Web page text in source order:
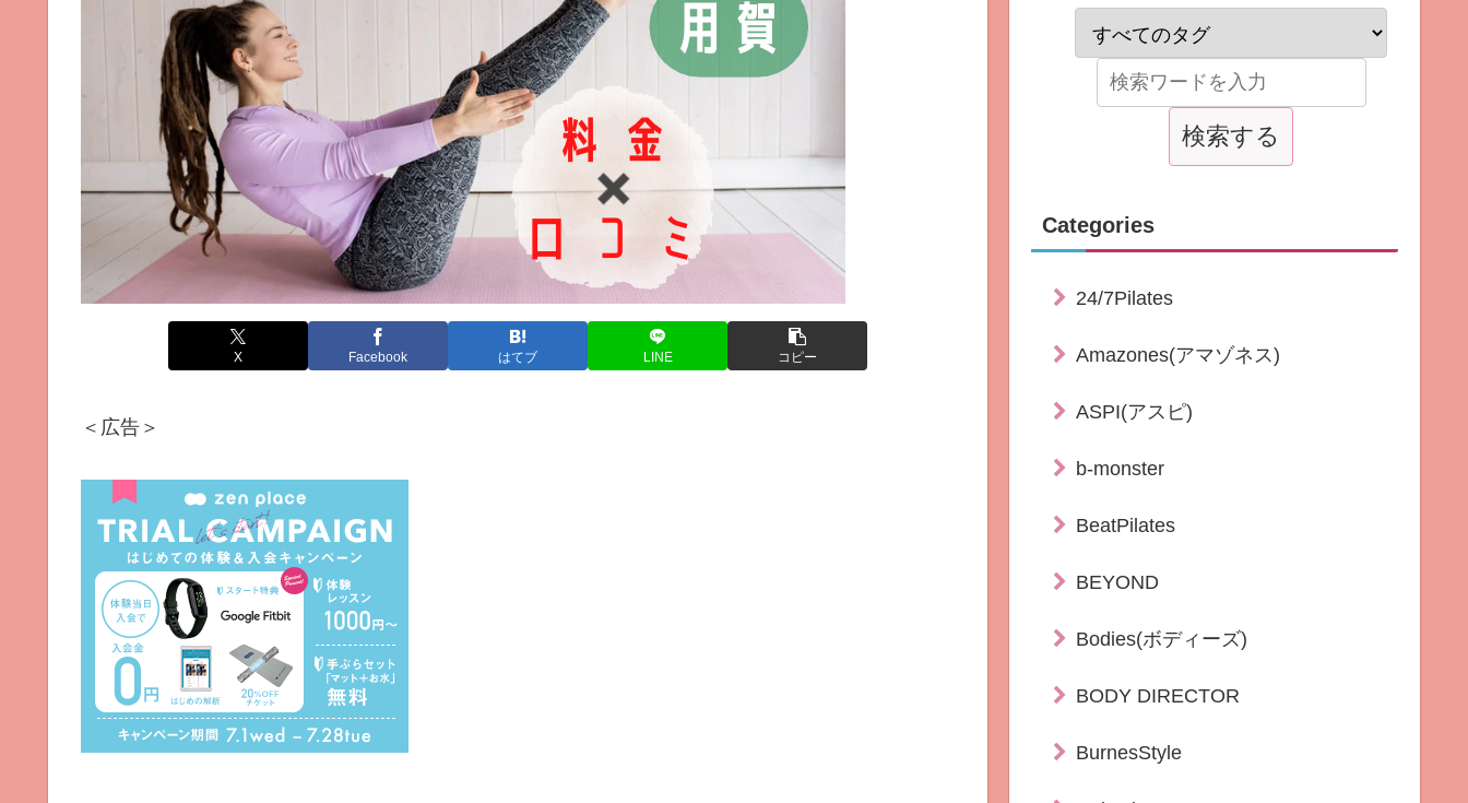
X Facebook はてブ LINE コピー
＜広告＞
Categories
24/7Pilates
Amazones(アマゾネス)
ASPI(アスピ)
b-monster
BeatPilates
BEYOND
Bodies(ボディーズ)
BODY DIRECTOR
BurnesStyle